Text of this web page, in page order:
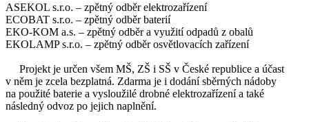
ASEKOL s.r.o. – zpětný odběr elektrozařízení
ECOBAT s.r.o. – zpětný odběr baterií
EKO-KOM a.s. – zpětný odběr a využití odpadů z obalů
EKOLAMP s.r.o. – zpětný odběr osvětlovacích zařízení
Projekt je určen všem MŠ, ZŠ i SŠ v České republice a účast
v něm je zcela bezplatná. Zdarma je i dodání sběrných nádoby
na použité baterie a vysloužilé drobné elektrozařízení a také
následný odvoz po jejich naplnění.